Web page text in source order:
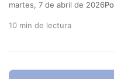
martes, 7 de abril de 2026
10 min de lectura